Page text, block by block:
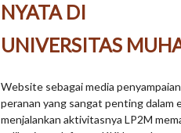
NYATA DI
UNIVERSITAS
Website sebagai media
peranan yang sangat penting dalam
menjalankan aktivitasnya LP2M